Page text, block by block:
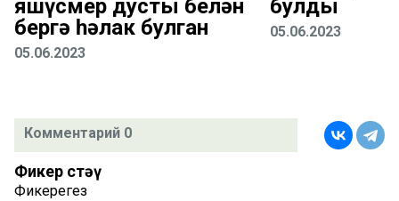
яшүсмер дусты белән
бергә һәлак булган
05.06.2023
булды
05.06.2023
Комментарий 0
Фикер өстәү
Фикерегез